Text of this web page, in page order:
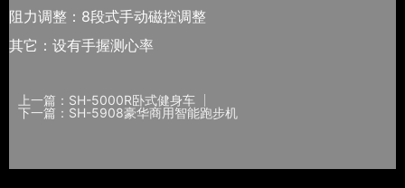
阻力调整：8段式手动磁控调整
其它：设有手握测心率
上一篇：SH-5000R卧式健身车
下一篇：SH-5908豪华商用智能跑步机